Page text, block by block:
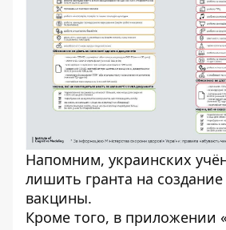
Напомним, украинских
лишить гранта на создание
вакцины.
Кроме того, в приложении